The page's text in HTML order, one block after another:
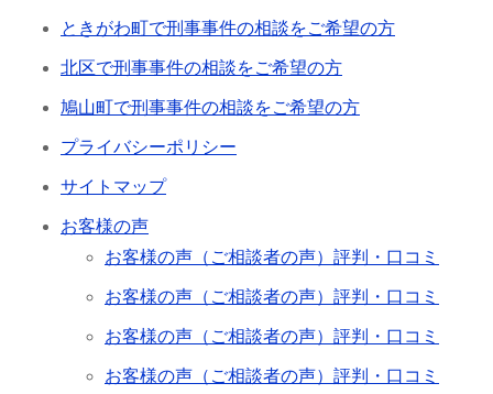
ときがわ町で刑事事件の相談をご希望の方
北区で刑事事件の相談をご希望の方
鳩山町で刑事事件の相談をご希望の方
プライバシーポリシー
サイトマップ
お客様の声
お客様の声（ご相談者の声）評判・口コミ
お客様の声（ご相談者の声）評判・口コミ
お客様の声（ご相談者の声）評判・口コミ
お客様の声（ご相談者の声）評判・口コミ